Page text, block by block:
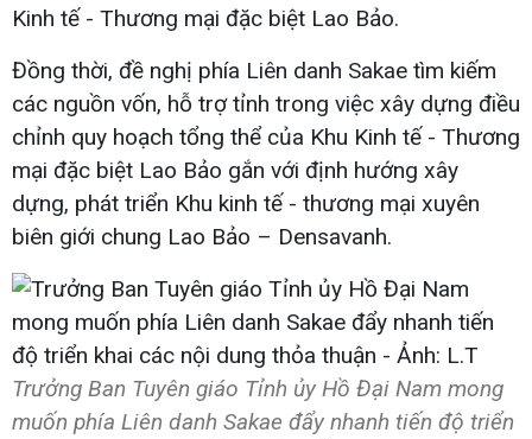
Kinh tế - Thương mại đặc biệt Lao Bảo.
Đồng thời, đề nghị phía Liên danh Sakae tìm kiếm
các nguồn vốn, hỗ trợ tỉnh trong việc xây dựng điều
chỉnh quy hoạch tổng thể của Khu Kinh tế - Thương
mại đặc biệt Lao Bảo gắn với định hướng xây
dựng, phát triển Khu kinh tế - thương mại xuyên
biên giới chung Lao Bảo – Densavanh.
Trưởng Ban Tuyên giáo Tỉnh ủy Hồ Đại Nam mong
muốn phía Liên danh Sakae đẩy nhanh tiến độ triển